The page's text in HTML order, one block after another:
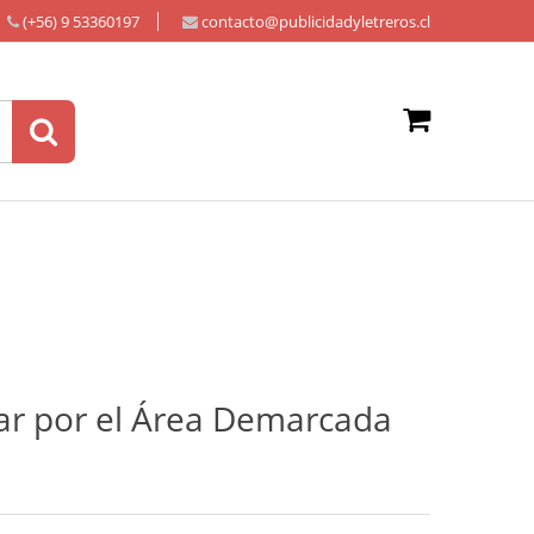
(+56) 9 53360197 contacto@publicidadyletreros.cl
por el Área Demarcada